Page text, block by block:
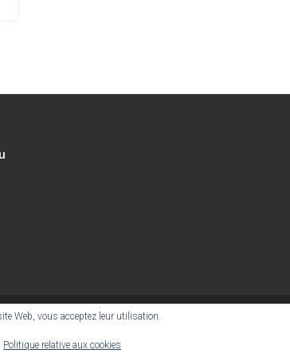
Web, vous acceptez leur utilisation.
Politique relative aux cookies